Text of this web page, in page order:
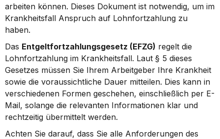
arbeiten können. Dieses Dokument ist notwendig, um im
Krankheitsfall Anspruch auf Lohnfortzahlung zu
haben.
Das Entgeltfortzahlungsgesetz (EFZG) regelt die
Lohnfortzahlung im Krankheitsfall. Laut § 5 dieses
Gesetzes müssen Sie Ihrem Arbeitgeber Ihre Krankheit
sowie die voraussichtliche Dauer mitteilen. Dies kann in
verschiedenen Formen geschehen, einschließlich per E-
Mail, solange die relevanten Informationen klar und
rechtzeitig übermittelt werden.
Achten Sie darauf, dass Sie alle Anforderungen des